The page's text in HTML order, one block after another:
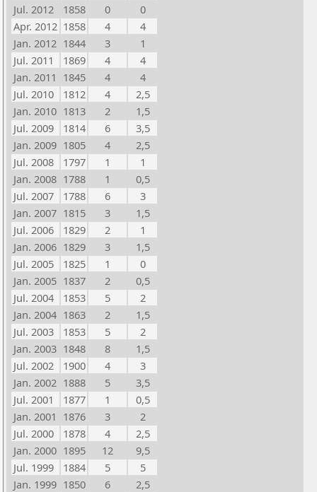
Jul. 2012
1858 0
0
Apr. 2012 1858 4
4
Jan. 2012 1844 3
1
Jul. 2011
1869 4
4
Jan. 2011 1845 4
4
Jul. 2010
1812 4
2,5
Jan. 2010 1813 2
1,5
Jul. 2009
1814 6
3,5
Jan. 2009 1805 4
2,5
Jul. 2008
1797 1
1
Jan. 2008 1788 1
0,5
Jul. 2007
1788 6
3
Jan. 2007 1815 3
1,5
Jul. 2006
1829 2
1
Jan. 2006 1829 3
1,5
Jul. 2005
1825 1
0
Jan. 2005 1837 2
0,5
Jul. 2004
1853 5
2
Jan. 2004 1863 2
1,5
Jul. 2003
1853 5
2
Jan. 2003 1848 8
1,5
Jul. 2002
1900 4
3
Jan. 2002 1888 5
3,5
Jul. 2001
1877 1
0,5
Jan. 2001 1876 3
2
Jul. 2000
1878 4
2,5
Jan. 2000 1895 12
9,5
Jul. 1999
1884 5
5
Jan. 1999 1850 6
2,5